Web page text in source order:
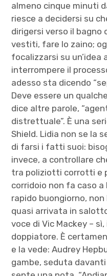
almeno cinque minuti
riesce a decidersi su
dirigersi verso il bagno
vestiti, fare lo zaino;
focalizzarsi su un’idea
interrompere il
adesso sta dicendo
Deve essere un
dice altre parole,
distrettuale”. È una
Shield. Lidia non se la
di farsi i fatti suoi:
invece, a controllare
tra poliziotti corrotti e
corridoio non fa caso a
rapido buongiorno,
quasi arrivata in
voce di Vic Mackey –
doppiatore. È
e la vede: Audrey
gambe, seduta